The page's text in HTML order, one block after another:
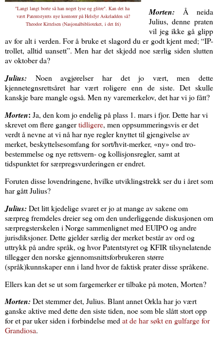
"Langt langt borte så han noget lyse og glitre". Kan det ha
vært Patentstyrets nye kontorer på Helsfyr Askeladden så?
Theodor Kittelsen (Nasjonalbiblioteket, i det fri)
Morten:
Å neida
Julius, denne praten
vil jeg ikke gå glipp
av for alt i verden. For å bruke et slagord du er godt kjent med; “IP-
trollet, alltid uansett”. Men har det skjedd noe særlig siden slutten
av oktober da?
Julius: Noen avgjørelser har det jo vært, men dette
kjennetegnsrettsåret har vært roligere enn de siste. Det skulle
kanskje bare mangle også. Men ny varemerkelov, det har vi jo fått?
Morten: Ja, den kom jo endelig på plass 1. mars i fjor. Dette har vi
skrevet om flere gangertidligere, men oppsummeringsvis er det
verdt å nevne at vi nå har nye regler knyttet til gjengivelse av
merket, beskyttelsesomfang for sort/hvit-merker, «ny» ond tro-
bestemmelse og nye rettsvern- og kollisjonsregler, samt at
tidspunktet for særpregsvurderingen er endret.
Foruten disse lovendringene, hvilke utviklingstrekk ser du i året som
har gått Julius?
Julius: Det litt kjedelige svaret er jo at mange av sakene om
særpreg fremdeles dreier seg om den underliggende diskusjonen om
særpregsterskelen i Norge sammenlignet med EUIPO og andre
jurisdiksjoner. Dette gjelder særlig der merket består av ord og
uttrykk på andre språk, og hvor Patentstyret og KFIR tilsynelatende
tillegger den norske gjennomsnittsforbrukeren større
(språk)kunnskaper enn i land hvor de faktisk prater disse språkene.
Ellers kan det se ut som fargemerker er tilbake på moten, Morten?
Morten: Det stemmer det, Julius. Blant annet Orkla har jo vært
ganske aktive med dette den siste tiden, noe som ble slått stort opp
for et par uker siden i forbindelse medat de har søkt en gulfarge for
Grandiosa.